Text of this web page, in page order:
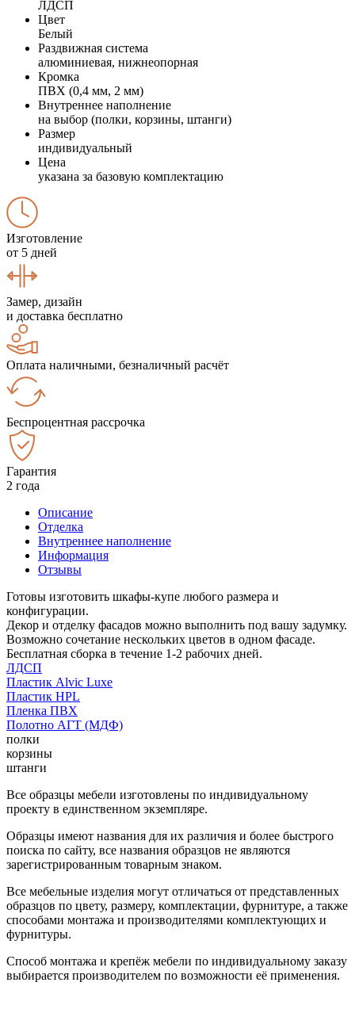
ЛДСП
Цвет
Белый
Раздвижная система
алюминиевая, нижнеопорная
Кромка
ПВХ (0,4 мм, 2 мм)
Внутреннее наполнение
на выбор (полки, корзины, штанги)
Размер
индивидуальный
Цена
указана за базовую комплектацию
Изготовление
от 5 дней
Замер, дизайн
и доставка бесплатно
Оплата наличными, безналичный расчёт
Беспроцентная рассрочка
Гарантия
2 года
Описание
Отделка
Внутреннее наполнение
Информация
Отзывы
Готовы изготовить шкафы-купе любого размера и
конфигурации.
Декор и отделку фасадов можно выполнить под вашу задумку.
Возможно сочетание нескольких цветов в одном фасаде.
Бесплатная сборка в течение 1-2 рабочих дней.
ЛДСП
Пластик Alvic Luxe
Пластик HPL
Пленка ПВХ
Полотно АГТ (МДФ)
полки
корзины
штанги
Все образцы мебели изготовлены по индивидуальному
проекту в единственном экземпляре.
Образцы имеют названия для их различия и более быстрого
поиска по сайту, все названия образцов не являются
зарегистрированным товарным знаком.
Все мебельные изделия могут отличаться от представленных
образцов по цвету, размеру, комплектации, фурнитуре, а также
способами монтажа и производителями комплектующих и
фурнитуры.
Способ монтажа и крепёж мебели по индивидуальному заказу
выбирается производителем по возможности её применения.